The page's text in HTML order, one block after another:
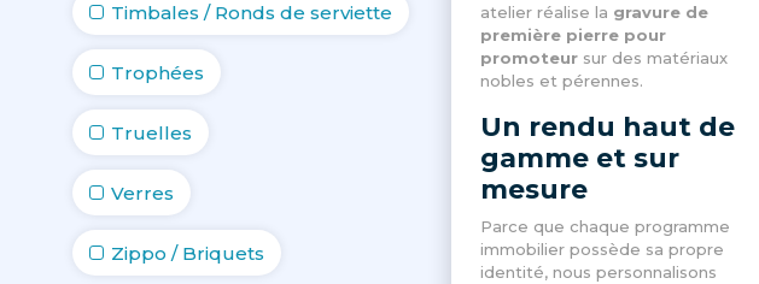
Timbales / Ronds de serviette
Trophées
Truelles
Verres
Zippo / Briquets
atelier réalise la gravure de
première pierre pour
promoteursur des matériaux
nobles et pérennes.
Un rendu haut de
gamme et sur
mesure
Parce que chaque programme
immobilier possède sa propre
identité, nous personnalisons